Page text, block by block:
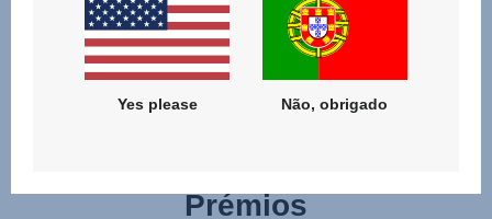
problemas, utilizando o mecanismo de libertação do botão
de memória, mesmo quando só tem uma mão livre.
Prémios
Yes please Não, obrigado